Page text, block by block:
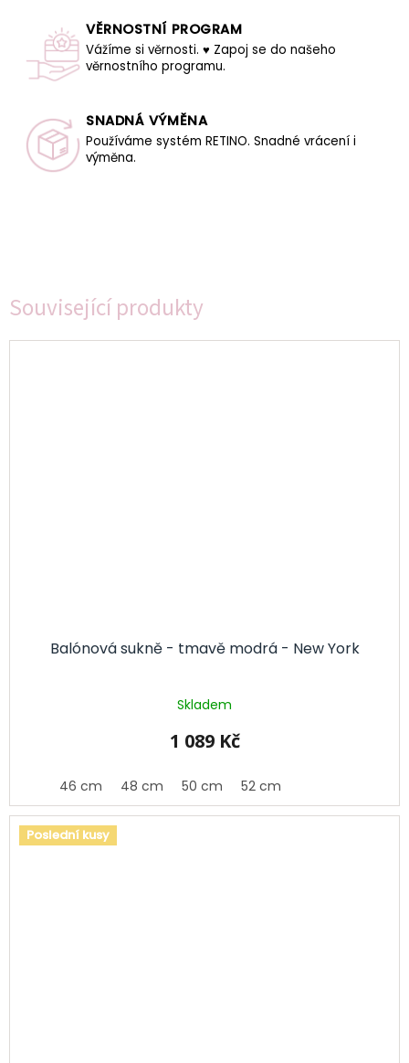
Související produkty
Balónová sukně - tmavě modrá - New York
Skladem
1 089 Kč
46 cm 48 cm 50 cm 52 cm
Poslední kusy
VĚRNOSTNÍ PROGRAM
Vážíme si věrnosti. ♥ Zapoj se do našeho
věrnostního programu.
SNADNÁ VÝMĚNA
Používáme systém RETINO. Snadné vrácení i
výměna.